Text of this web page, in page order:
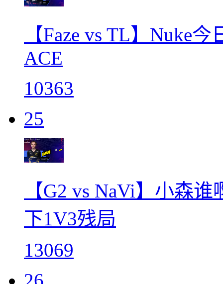
【Faze vs TL】Nuke
ACE
10363
25
【G2 vs NaVi】小森
下1V3残局
13069